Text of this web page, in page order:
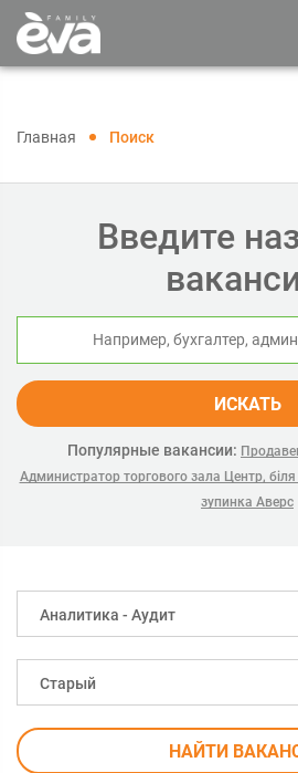
Главная Поиск
Введите
ИСКАТЬ
Популярные вакансии:
Администратор торгового зала Центр, біля
зупинка Аверс
Аналитика - Аудит
Старый
НАЙТИ